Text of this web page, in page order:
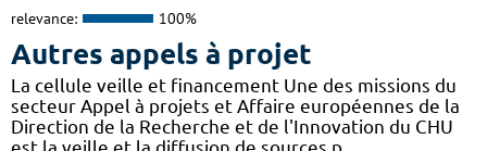
relevance: 100%
Autres appels à projet
La cellule veille et financement Une des missions du
secteur Appel à projets et Affaire européennes de la
Direction de la Recherche et de l'Innovation du CHU